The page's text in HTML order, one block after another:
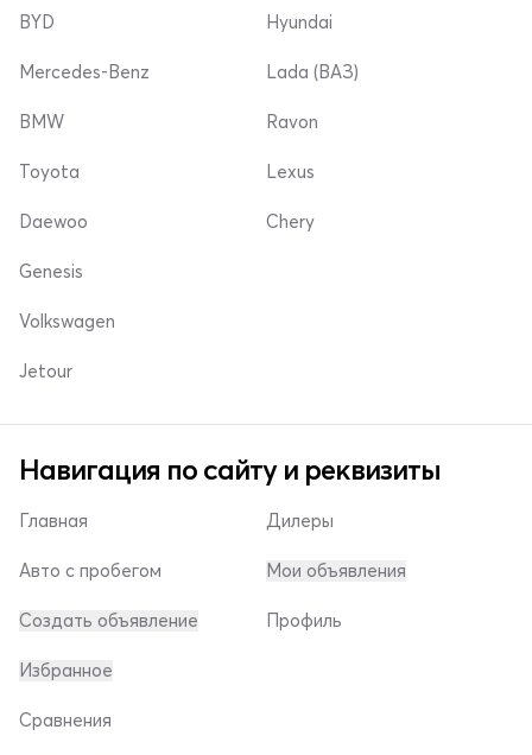
BYD
Mercedes-Benz
Hyundai
Lada (ВАЗ)
BMW
Toyota
Daewoo
Ravon
Lexus
Chery
Genesis
Volkswagen
Jetour
Навигация по сайту и реквизиты
Главная
Авто с пробегом
Создать объявление
Дилеры
Мои объявления
Профиль
Избранное
Сравнения